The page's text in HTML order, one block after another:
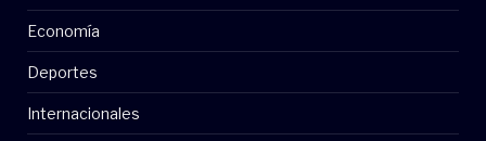
Economía
Deportes
Internacionales